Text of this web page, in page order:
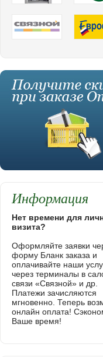
Информация
Нет времени для
визита?
Оформляйте заявки
форму Бланк заказа и
оплачивайте наши
через терминалы в
связи «Связной» и др.
Платежи зачисляются
мгновенно. Теперь
онлайн оплата!
Ваше время!